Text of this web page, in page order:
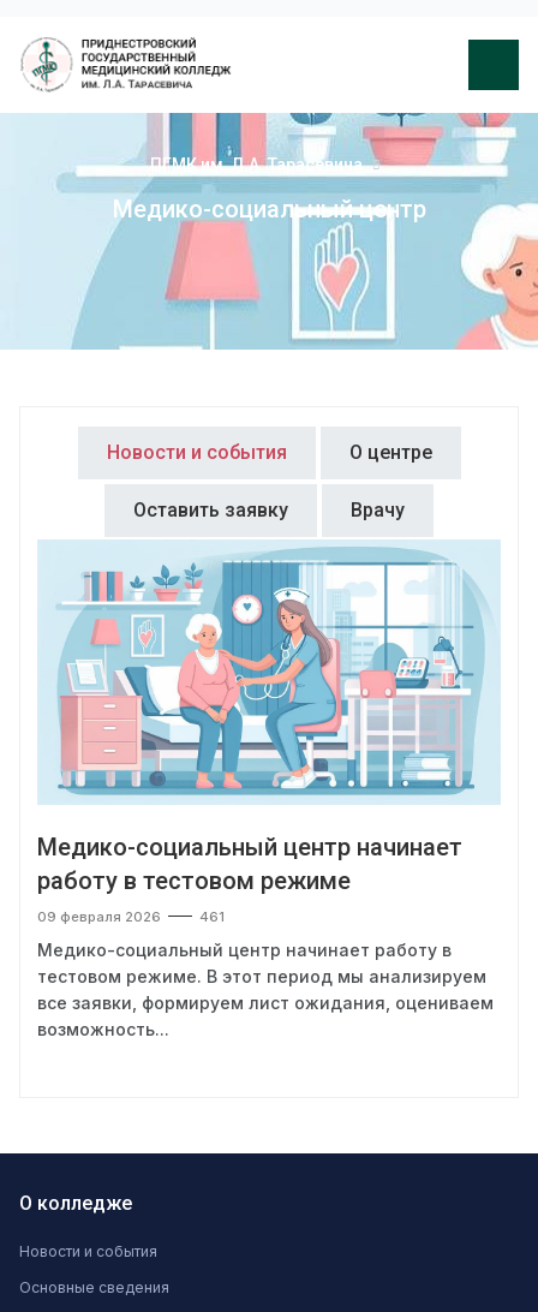
ПГМК им. Л.А. Тарасевича
Медико-социальный центр
Новости и события О центре
Оставить заявку Врачу
Медико-социальный центр начинает
работу в тестовом режиме
09 февраля 2026 461
Медико-социальный центр начинает работу в
тестовом режиме. В этот период мы анализируем
все заявки, формируем лист ожидания, оцениваем
возможность...
О колледже
Новости и события
Основные сведения